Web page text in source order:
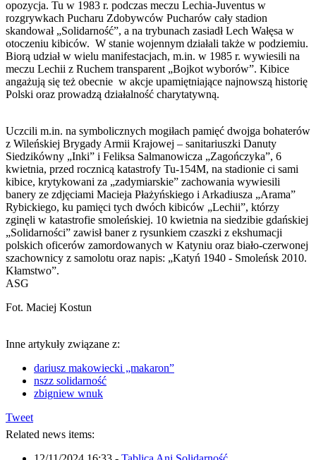
opozycja. Tu w 1983 r. podczas meczu Lechia-Juventus w
rozgrywkach Pucharu Zdobywców Pucharów cały stadion
skandował „Solidarność”, a na trybunach zasiadł Lech Wałęsa w
otoczeniu kibiców. W stanie wojennym działali także w podziemiu.
Biorą udział w wielu manifestacjach, m.in. w 1985 r. wywiesili na
meczu Lechii z Ruchem transparent „Bojkot wyborów”. Kibice
angażują się też obecnie w akcje upamiętniające najnowszą historię
Polski oraz prowadzą działalność charytatywną.
Uczcili m.in. na symbolicznych mogiłach pamięć dwojga bohaterów
z Wileńskiej Brygady Armii Krajowej – sanitariuszki Danuty
Siedzikówny „Inki” i Feliksa Salmanowicza „Zagończyka”, 6
kwietnia, przed rocznicą katastrofy Tu-154M, na stadionie ci sami
kibice, krytykowani za „zadymiarskie” zachowania wywiesili
banery ze zdjęciami Macieja Płażyńskiego i Arkadiusza „Arama”
Rybickiego, ku pamięci tych dwóch kibiców „Lechii”, którzy
zginęli w katastrofie smoleńskiej. 10 kwietnia na siedzibie gdańskiej
„Solidarności” zawisł baner z rysunkiem czaszki z ekshumacji
polskich oficerów zamordowanych w Katyniu oraz biało-czerwonej
szachownicy z samolotu oraz napis: „Katyń 1940 - Smoleńsk 2010.
Kłamstwo”.
ASG
Fot. Maciej Kostun
Inne artykuły związane z:
dariusz makowiecki „makaron”
nszz solidarność
zbigniew wnuk
Tweet
Related news items: